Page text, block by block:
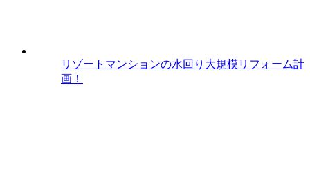
リゾートマンションの水回り大規模リフォーム計
画！